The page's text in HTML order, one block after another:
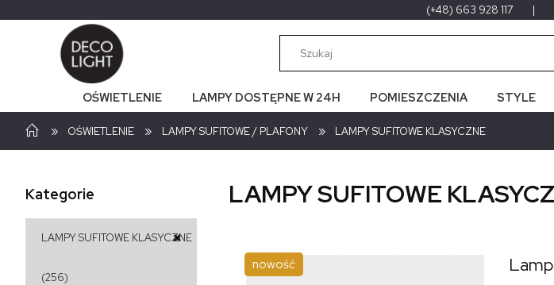
(+48) 663 928 117 |
OŚWIETLENIE LAMPY DOSTĘPNE W 24H POMIESZCZENIA STYLE
» OŚWIETLENIE » LAMPY SUFITOWE / PLAFONY » LAMPY SUFITOWE KLASYCZNE
Kategorie
LAMPY SUFITOWE KLASYCZNE
(256)
LAMPY SUFITOWE
nowość